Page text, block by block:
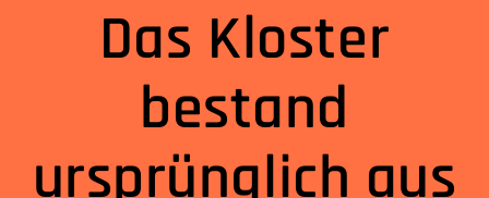
Das Kloster
bestand
ursprünglich aus